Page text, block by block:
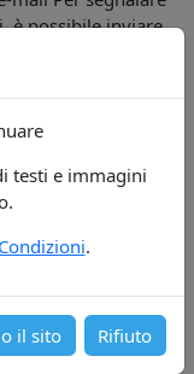
testi e immagini
.
il sito Rifiuto
è possibile inviare
SITO sono
gli annunci
testuali ed